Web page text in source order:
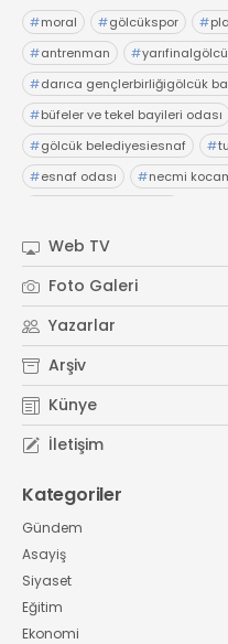
#moral #gölcükspor #
#antrenman #
#darıca gençlerbirliğigölcük
#büfeler ve tekel bayileri odası
#gölcük belediyesiesnaf #
#esnaf odası #necmi
Web TV
Foto Galeri
Yazarlar
Arşiv
Künye
İletişim
Kategoriler
Gündem
Asayiş
Siyaset
Eğitim
Ekonomi